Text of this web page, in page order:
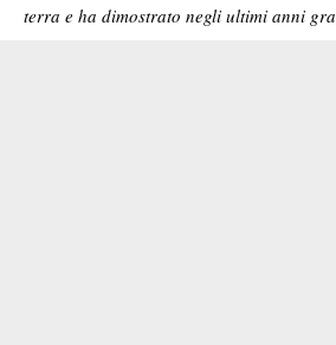
terra e ha dimostrato negli ultimi anni